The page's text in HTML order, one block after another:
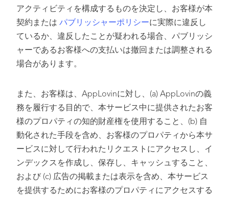
アクティビティを構成するものを決定し、お客様が本
契約または パブリッシャーポリシーに実際に違反し
ているか、違反したことが疑われる場合、パブリッシ
ャーであるお客様への支払いは撤回または調整される
場合があります。
また、お客様は、AppLovinに対し、(a) AppLovinの義
務を履行する目的で、本サービス中に提供されたお客
様のプロパティの知的財産権を使用すること、(b) 自
動化された手段を含め、お客様のプロパティから本サ
ービスに対して行われたリクエストにアクセスし、イ
ンデックスを作成し、保存し、キャッシュすること、
および (c) 広告の掲載または表示を含め、本サービス
を提供するためにお客様のプロパティにアクセスする